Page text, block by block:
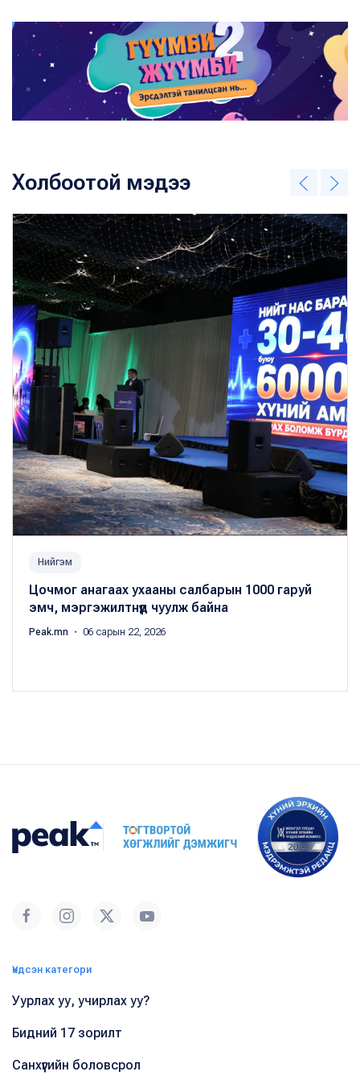
Холбоотой мэдээ
Нийгэм
Цочмог анагаах ухааны салбарын 1000 гаруй
эмч, мэргэжилтнүүд чуулж байна
Peak.mn ・ 06 сарын 22, 2026
Үндсэн категори
Уурлах уу, учирлах уу?
Бидний 17 зорилт
Санхүүгийн боловсрол